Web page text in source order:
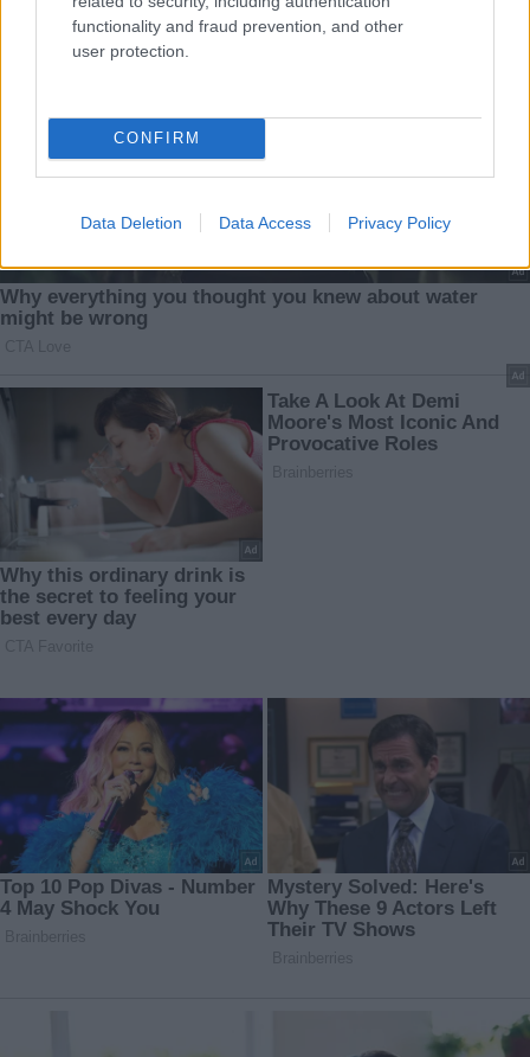
functionality and fraud prevention, and other
user protection.
CONFIRM
Data Deletion Data Access Privacy Policy